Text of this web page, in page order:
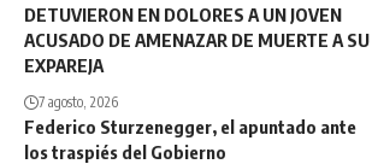
DETUVIERON EN DOLORES A UN JOVEN
ACUSADO DE AMENAZAR DE MUERTE A SU
EXPAREJA
7 agosto, 2026
Federico Sturzenegger, el apuntado ante
los traspiés del Gobierno